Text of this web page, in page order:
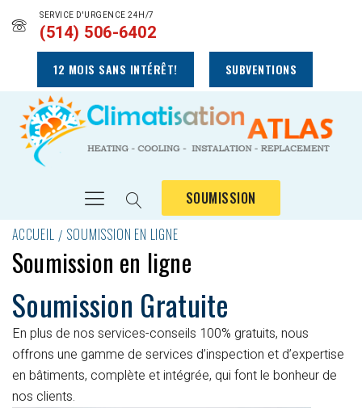
SERVICE D'URGENCE 24H/7
(514) 506-6402
12 MOIS SANS INTÉRÊT! SUBVENTIONS
SOUMISSION
ACCUEIL
SOUMISSION EN LIGNE
Soumission en ligne
Soumission Gratuite
En plus de nos services-conseils 100% gratuits, nous
offrons une gamme de services d’inspection et d’expertise
en bâtiments, complète et intégrée, qui font le bonheur de
nos clients.